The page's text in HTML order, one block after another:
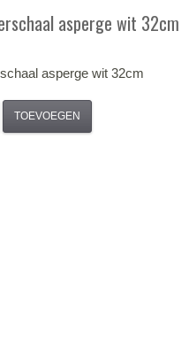
asperge wit 32cm
asperge wit 32cm
TOEVOEGEN